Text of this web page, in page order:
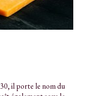
il porte le nom du